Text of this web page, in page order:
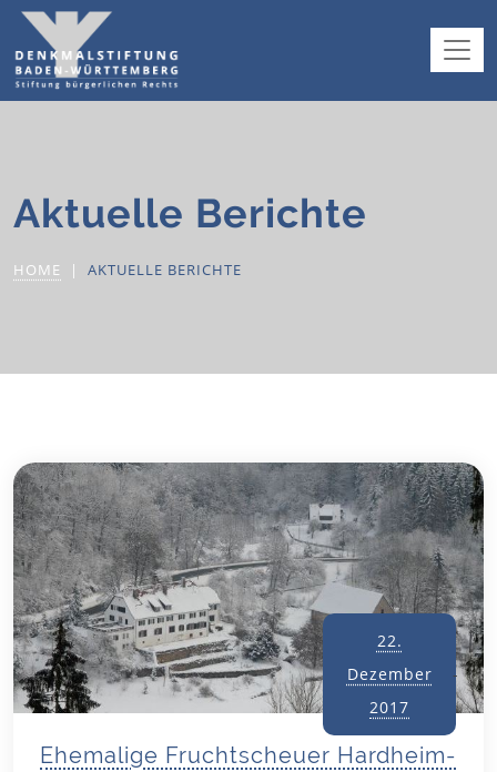
Aktuelle Berichte
HOME AKTUELLE BERICHTE
Ehemalige Fruchtscheuer Hardheim-
22.
Dezember
2017